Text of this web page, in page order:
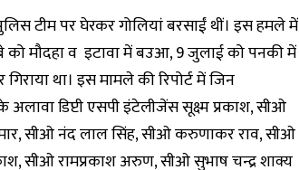
टीम पर घेरकर गोलियां बरसाईं थीं। इस हमले में
मौदहा व इटावा में बउआ, 9 जुलाई को पनकी में
था। इस मामले की रिपोर्ट में जिन
डिप्टी एसपी इंटेलीजेंस सूक्ष्म प्रकाश, सीओ
सीओ नंद लाल सिंह, सीओ करुणाकर राव, सीओ
सीओ रामप्रकाश अरुण, सीओ सुभाष चन्द्र शाक्य